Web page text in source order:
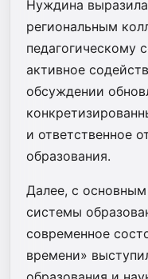
Нуждина
региональным
педагогическому
активное
обсуждении
и ответственное
образования.
Далее, с
системы
современное
времени»